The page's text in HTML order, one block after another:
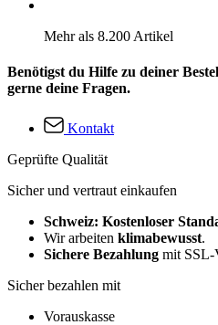
Mehr als 8.200 Artikel
Benötigst du Hilfe zu deiner
gerne deine Fragen.
Kontakt
Geprüfte Qualität
Sicher und vertraut einkaufen
Schweiz: Kostenloser
Wir arbeiten klimabewusst.
Sichere Bezahlung mit SSL-
Sicher bezahlen mit
Vorauskasse